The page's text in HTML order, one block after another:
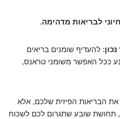
חיוני לבריאות מדהימה.
: להעדיף שומנים בריאים
ככל האפשר משומני טראנס,
את הבריאות הפיזית שלכם, אלא
, תחושת שובע שתגרום לכם לשכוח